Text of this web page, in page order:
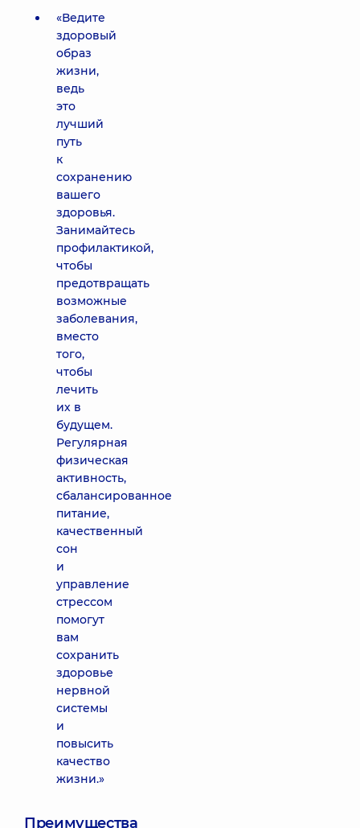
«Ведите
здоровый
образ
жизни,
ведь
это
лучший
путь
к
сохранению
вашего
здоровья.
Занимайтесь
профилактикой,
чтобы
предотвращать
возможные
заболевания,
вместо
того,
чтобы
лечить
их в
будущем.
Регулярная
физическая
активность,
сбалансированное
питание,
качественный
сон
и
управление
стрессом
помогут
вам
сохранить
здоровье
нервной
системы
и
повысить
качество
жизни.»
Преимущества